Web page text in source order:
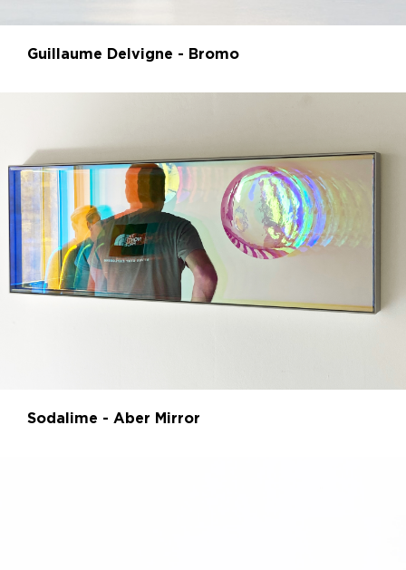
Guillaume Delvigne - Bromo
Sodalime - Aber Mirror